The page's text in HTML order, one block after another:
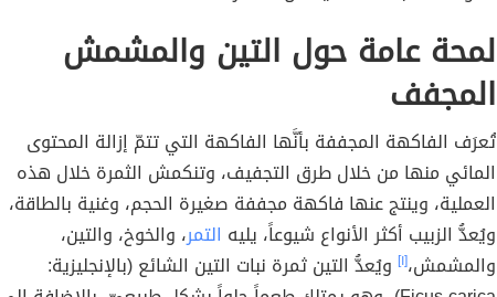
لمحة عامة حول التين والمشمش
المجفف
تُعرَف الفاكهة المجففة بأنَّها الفاكهة التي تتمّ إزالة المحتوى
المائي منها من خلال طرق التجفيف، وتنكمش الثمرة خلال هذه
العملية، وينتج عنها فاكهة مجففة صغيرة الحجم، وغنية بالطاقة،
ويُعدُّ الزبيب أكثر الأنواع شيوعاً، يليه التمر، والخوخ، والتين،
والمشمش،[١] ويُعدُّ التين ثمرة نبات التين الشائع (بالإنجليزية: